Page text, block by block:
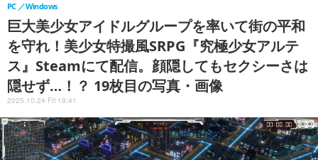
巨大美少女アイドルグループを率いて街の平和
を守れ！美少女特撮風SRPG『究極少女アルテ
ス』Steamにて配信。顔隠してもセクシーさは
隠せず…！？ 19枚目の写真・画像
PC Windows
2025.10.24 Fri 19:41